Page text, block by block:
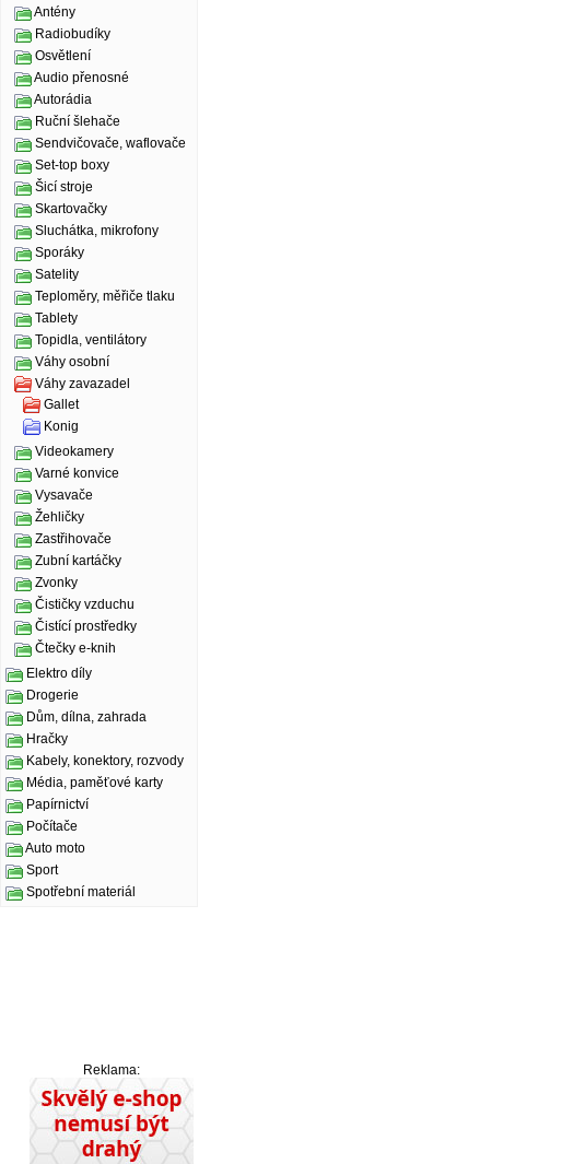
Antény
Radiobudíky
Osvětlení
Audio přenosné
Autorádia
Ruční šlehače
Sendvičovače, waflovače
Set-top boxy
Šicí stroje
Skartovačky
Sluchátka, mikrofony
Sporáky
Satelity
Teploměry, měřiče tlaku
Tablety
Topidla, ventilátory
Váhy osobní
Váhy zavazadel
Gallet
Konig
Videokamery
Varné konvice
Vysavače
Žehličky
Zastřihovače
Zubní kartáčky
Zvonky
Čističky vzduchu
Čistící prostředky
Čtečky e-knih
Elektro díly
Drogerie
Dům, dílna, zahrada
Hračky
Kabely, konektory, rozvody
Média, paměťové karty
Papírnictví
Počítače
Auto moto
Sport
Spotřební materiál
Reklama: